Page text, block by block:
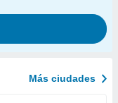
Más ciudades